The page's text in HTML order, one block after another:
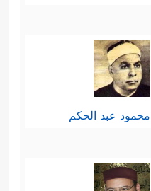
محمود عبد الحكم